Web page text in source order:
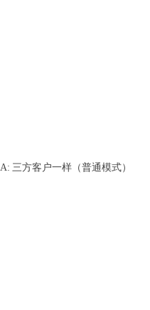
三方客户一样（普通模式）